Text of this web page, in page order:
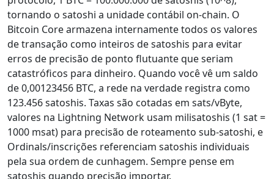
tornando o satoshi a unidade contábil on-chain. O
Bitcoin Core armazena internamente todos os valores
de transação como inteiros de satoshis para evitar
erros de precisão de ponto flutuante que seriam
catastróficos para dinheiro. Quando você vê um saldo
de 0,00123456 BTC, a rede na verdade registra como
123.456 satoshis. Taxas são cotadas em sats/vByte,
valores na Lightning Network usam milisatoshis (1 sat =
1000 msat) para precisão de roteamento sub-satoshi, e
Ordinals/inscrições referenciam satoshis individuais
pela sua ordem de cunhagem. Sempre pense em
satoshis quando precisão importar.